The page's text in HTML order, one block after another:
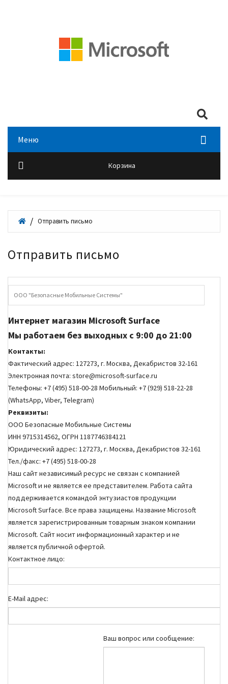
Меню
Корзина
Отправить письмо
Отправить письмо
ООО "Безопасные Мобильные Системы"
Интернет магазин Microsoft Surface
Мы работаем без выходных с 9:00 до 21:00
Контакты:
Фактический адрес: 127273, г. Москва, Декабристов 32-161
Электронная почта: store@microsoft-surface.ru
Телефоны: +7 (495) 518-00-28 Мобильный: +7 (929) 518-22-28
(WhatsApp, Viber, Telegram)
Реквизиты:
ООО Безопасные Мобильные Системы
ИНН 9715314562, ОГРН 1187746384121
Юридический адрес: 127273, г. Москва, Декабристов 32-161
Тел./факс: +7 (495) 518-00-28
Наш сайт независимый ресурс не связан с компанией
Microsoft и не является ее представителем. Работа сайта
поддерживается командой энтузиастов продукции
Microsoft Surface. Все права защищены. Название Microsoft
является зарегистрированным товарным знаком компании
Microsoft. Cайт носит информационный характер и не
является публичной офертой.
Контактное лицо:
E-Mail адрес:
Ваш вопрос или сообщение: